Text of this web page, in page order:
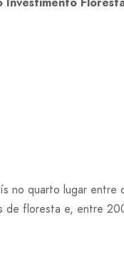
no quarto lugar entre
floresta e, entre